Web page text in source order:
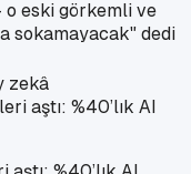
o eski görkemli ve
sokamayacak" dedi
zekâ